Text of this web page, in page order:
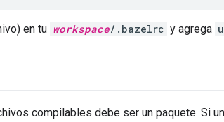
en tu workspace/.bazelrc y agrega
compilables debe ser un paquete. Si